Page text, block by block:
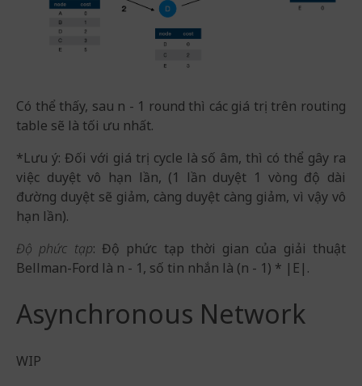
Có thể thấy, sau n - 1 round thì các giá trị trên routing
table sẽ là tối ưu nhất.
*Lưu ý: Đối với giá trị cycle là số âm, thì có thể gây ra
việc duyệt vô hạn lần, (1 lần duyệt 1 vòng độ dài
đường duyệt sẽ giảm, càng duyệt càng giảm, vì vậy vô
hạn lần).
Độ phức tạp: Độ phức tạp thời gian của giải thuật
Bellman-Ford là n - 1, số tin nhắn là (n - 1) * |E|.
Asynchronous Network
WIP